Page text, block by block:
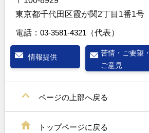
東京都千代田区霞が関2丁目1番1号
電話： 03-3581-4321 （代表）
情報提供
苦情・ご要望・
ご意見
ページの上部へ戻る
トップページに戻る